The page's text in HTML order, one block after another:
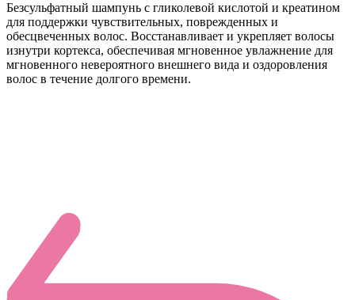
Безсульфатный шампунь с гликолевой кислотой и креатином
для поддержки чувствительных, поврежденных и
обесцвеченных волос. Восстанавливает и укрепляет волосы
изнутри кортекса, обеспечивая мгновенное увлажнение для
мгновенного невероятного внешнего вида и оздоровления
волос в течение долгого времени.